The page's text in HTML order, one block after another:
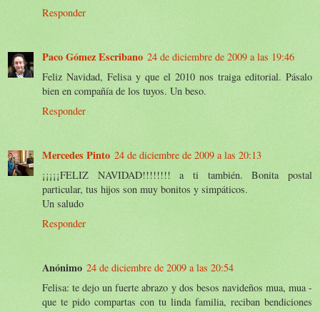
Responder
Paco Gómez Escribano 24 de diciembre de 2009 a las 19:46
Feliz Navidad, Felisa y que el 2010 nos traiga editorial. Pásalo
bien en compañía de los tuyos. Un beso.
Responder
Mercedes Pinto 24 de diciembre de 2009 a las 20:13
¡¡¡¡¡FELIZ NAVIDAD!!!!!!!! a ti también. Bonita postal
particular, tus hijos son muy bonitos y simpáticos.
Un saludo
Responder
Anónimo 24 de diciembre de 2009 a las 20:54
Felisa: te dejo un fuerte abrazo y dos besos navideños mua, mua -
que te pido compartas con tu linda familia, reciban bendiciones